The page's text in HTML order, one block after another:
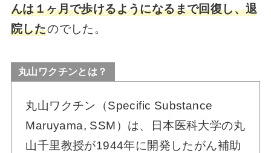
んは１ヶ月で歩けるようになるまで回復し、退
院したのでした。
丸山ワクチンとは？
丸山ワクチン（Specific Substance
Maruyama, SSM）は、日本医科大学の丸
山千里教授が1944年に開発したがん補助